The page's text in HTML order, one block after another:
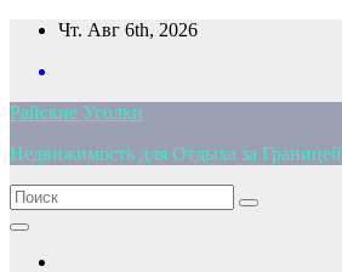
Перейти
содержимому
Чт. Авг 6th, 2026
Райские Уголки
Недвижимость для Отдыха за Границей